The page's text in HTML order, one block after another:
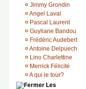
¤ Jimmy Grondin
¤ Angel Laval
¤ Pascal Laurent
¤ Guyliane Bandou
¤ Frédéric Audebert
¤ Antoine Delpuech
¤ Lino Charlettine
¤ Merrick Félicité
¤ A qui le tour?
Les